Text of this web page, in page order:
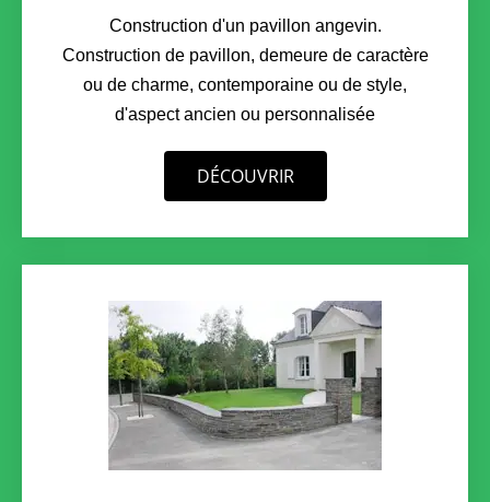
Construction d'un pavillon angevin.
Construction de pavillon, demeure de caractère
ou de charme, contemporaine ou de style,
d'aspect ancien ou personnalisée
DÉCOUVRIR